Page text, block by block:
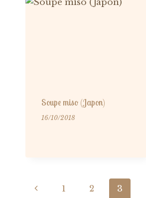
Soupe miso (Japon)
16/10/2018
Navigation
Page
1 2 3